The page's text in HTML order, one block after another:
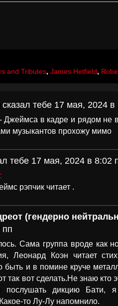
and Tributes, James Hetfield,
сказал тебе 17 мая, 2024 в
Джеймса в кадре и рядом не
музыкантов прохожу мимо
тебе 17 мая, 2024 в 8:02
рэпчик читает .
(гендерно
пп
Сама группа вроде как
Леонард Коэн читает
быть и в помине круче
так вот сделать.Не знаю кто
послушать дикцию Бати,
то Лу-Лу напомнило.